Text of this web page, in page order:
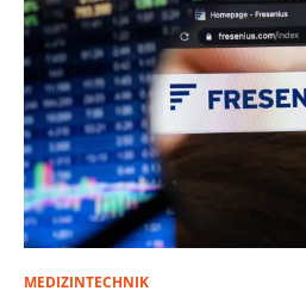
MEDIZINTECHNIK